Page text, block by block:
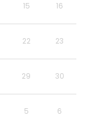
15 16
22 23
29 30
5 6